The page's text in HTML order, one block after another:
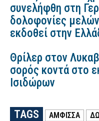
συνελήφθη στη
δολοφονίες
εκδοθεί στην
Θρίλερ στον
σορός κοντά στο
Ισιδώρων
TAGS ΑΜΦΙΣΣΑ